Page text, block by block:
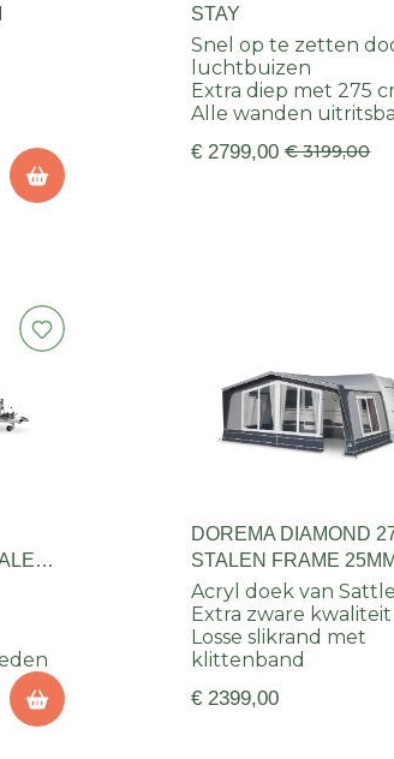
STAY
Snel op te zetten
luchtbuizen
Extra diep met 275
Alle wanden
€ 2799,00 € 3199,00
DOREMA DIAMOND
STALEN FRAME 25MM
Acryl doek van
Extra zware
Losse slikrand met
klittenband
€ 2399,00